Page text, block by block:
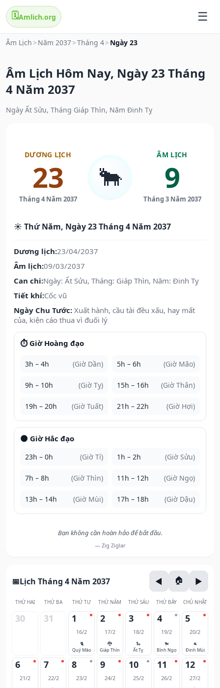
🗓️Amlich.org
Âm Lịch > Năm 2037>Tháng 4> Ngày 23
Âm Lịch Hôm Nay, Ngày 23 Tháng
4 Năm 2037
Ngày Ất Sửu, Tháng Giáp Thìn, Năm Đinh Tỵ
DƯƠNG LỊCH
23
Tháng 4 Năm 2037
🐂
ÂM LỊCH
9
Tháng 3 Năm 2037
☀️ Thứ Năm, Ngày 23 Tháng 4 Năm 2037
Dương lịch:23/04/2037
Âm lịch:09/03/2037
Can chi:Ngày: Ất Sửu, Tháng: Giáp Thìn, Năm: Đinh Tỵ
Tiết khí:Cốc vũ
Ngày Chu Tước: Xuất hành, cầu tài đều xấu, hay mất
của, kiện cáo thua vì đuối lý
⏱️ Giờ Hoàng đạo
3h – 4h (Giờ Dần) 5h – 6h (Giờ Mão)
9h – 10h (Giờ Tỵ) 15h – 16h (Giờ Thân)
19h – 20h (Giờ Tuất) 21h – 22h (Giờ Hợi)
🌑 Giờ Hắc đạo
23h – 0h (Giờ Tí) 1h – 2h (Giờ Sửu)
7h – 8h (Giờ Thìn) 11h – 12h (Giờ Ngọ)
13h – 14h (Giờ Mùi) 17h – 18h (Giờ Dậu)
Bạn không cần hoàn hảo để bắt đầu.
— Zig Ziglar
Lịch Tháng 4 Năm 2037
THỨ HAI THỨ BA THỨ TƯ THỨ NĂM THỨ SÁU THỨ BẢY CHỦ NHẬT
30 31 1
16/2
🐈
Quý Mão
2
17/2
🐉
Giáp Thìn
3
18/2
🐍
Ất Tỵ
4
19/2
🐎
Bính Ngọ
5
20/2
🐐
Đinh Mùi
6
21/2
7
22/2
8
23/2
9
24/2
10
25/2
11
26/2
12
27/2